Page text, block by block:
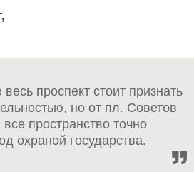
проспект стоит признать
но от пл. Советов
пространство точно
охраной государства.